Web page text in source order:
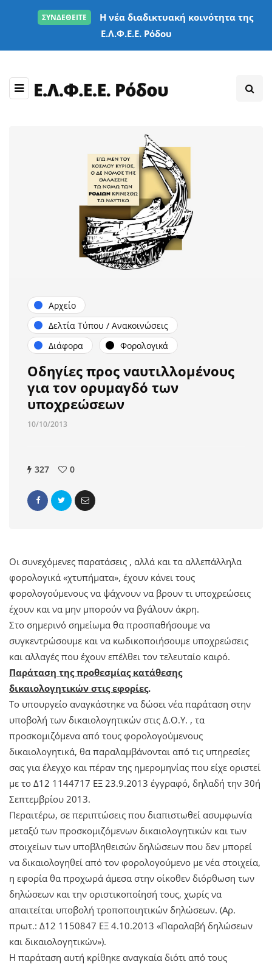
ΣΥΝΔΕΘΕΙΤΕ
Η νέα διαδικτυακή κοινότητα της
Ε.Λ.Φ.Ε.Ε. Ρόδου
Αρχείο
Δελτία Τύπου / Ανακοινώσεις
Διάφορα
Φορολογικά
Οδηγίες προς ναυτιλλομένους
για τον ορυμαγδό των
υποχρεώσεων
10/10/2013
327 0
Οι συνεχόμενες παρατάσεις , αλλά και τα αλλεπάλληλα
φορολογικά «χτυπήματα», έχουν κάνει τους
φορολογούμενους να ψάχνουν να βρουν τι υποχρεώσεις
έχουν και να μην μπορούν να βγάλουν άκρη.
Στο σημερινό σημείωμα θα προσπαθήσουμε να
συγκεντρώσουμε και να κωδικοποιήσουμε υποχρεώσεις
και αλλαγές που έχουν επέλθει τον τελευταίο καιρό.
Παράταση της προθεσμίας κατάθεσης
δικαιολογητικών στις εφορίες.
Το υπουργείο αναγκάστηκε να δώσει νέα παράταση στην
υποβολή των δικαιολογητικών στις Δ.Ο.Υ. , τα
προσκομιζόμενα από τους φορολογούμενους
δικαιολογητικά, θα παραλαμβάνονται από τις υπηρεσίες
σας για έλεγχο και πέραν της ημερομηνίας που είχε οριστεί
με το Δ12 1144717 ΕΞ 23.9.2013 έγγραφό, δηλαδή την 30ή
Σεπτεμβρίου 2013.
Περαιτέρω, σε περιπτώσεις που διαπιστωθεί ασυμφωνία
μεταξύ των προσκομιζόμενων δικαιολογητικών και των
στοιχείων των υποβληθεισών δηλώσεων που δεν μπορεί
να δικαιολογηθεί από τον φορολογούμενο με νέα στοιχεία,
η εφορία θα προχωρά άμεσα στην οίκοθεν διόρθωση των
δηλώσεων και την οριστικοποίησή τους, χωρίς να
απαιτείται υποβολή τροποποιητικών δηλώσεων. (Αρ.
πρωτ.: Δ12 1150847 ΕΞ 4.10.2013 «Παραλαβή δηλώσεων
και δικαιολογητικών»).
Η παράταση αυτή κρίθηκε αναγκαία διότι από τους